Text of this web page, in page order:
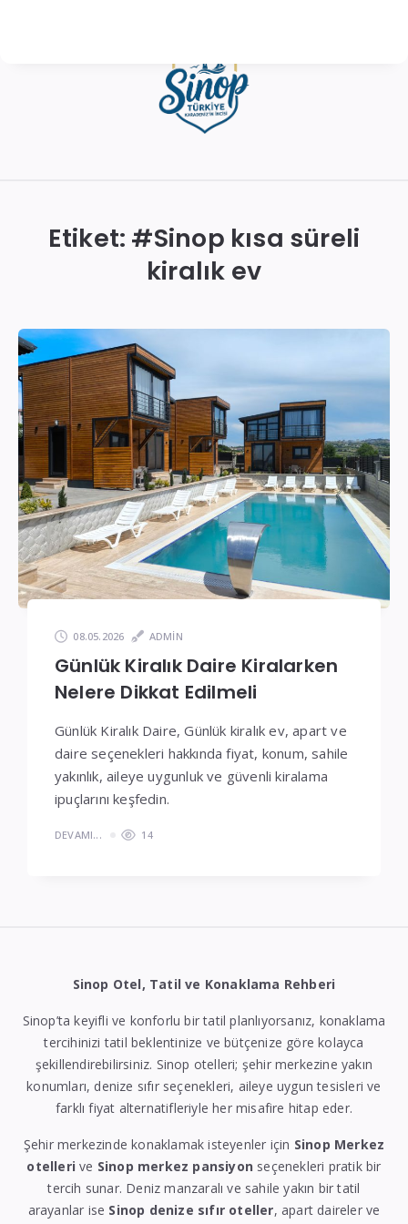
Seçenekleri
ve
Fiyatlar
Etiket: #Sinop kısa süreli
kiralık ev
08.05.2026 ADMIN
Günlük Kiralık Daire Kiralarken
Nelere Dikkat Edilmeli
Günlük Kiralık Daire, Günlük kiralık ev, apart ve
daire seçenekleri hakkında fiyat, konum, sahile
yakınlık, aileye uygunluk ve güvenli kiralama
ipuçlarını keşfedin.
DEVAMI... 14
Sinop Otel, Tatil ve Konaklama Rehberi
Sinop’ta keyifli ve konforlu bir tatil planlıyorsanız, konaklama
tercihinizi tatil beklentinize ve bütçenize göre kolayca
şekillendirebilirsiniz. Sinop otelleri; şehir merkezine yakın
konumları, denize sıfır seçenekleri, aileye uygun tesisleri ve
farklı fiyat alternatifleriyle her misafire hitap eder.
Şehir merkezinde konaklamak isteyenler için Sinop Merkez
otelleri ve Sinop merkez pansiyon seçenekleri pratik bir
tercih sunar. Deniz manzaralı ve sahile yakın bir tatil
arayanlar ise Sinop denize sıfır oteller, apart daireler ve